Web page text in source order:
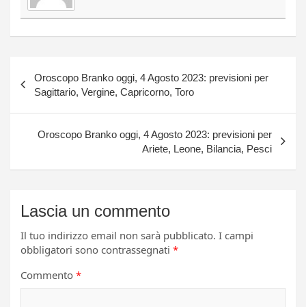
articoli
Oroscopo Branko oggi, 4 Agosto 2023: previsioni per
Sagittario, Vergine, Capricorno, Toro
Oroscopo Branko oggi, 4 Agosto 2023: previsioni per
Ariete, Leone, Bilancia, Pesci
Lascia un commento
Il tuo indirizzo email non sarà pubblicato. I campi
obbligatori sono contrassegnati *
Commento *